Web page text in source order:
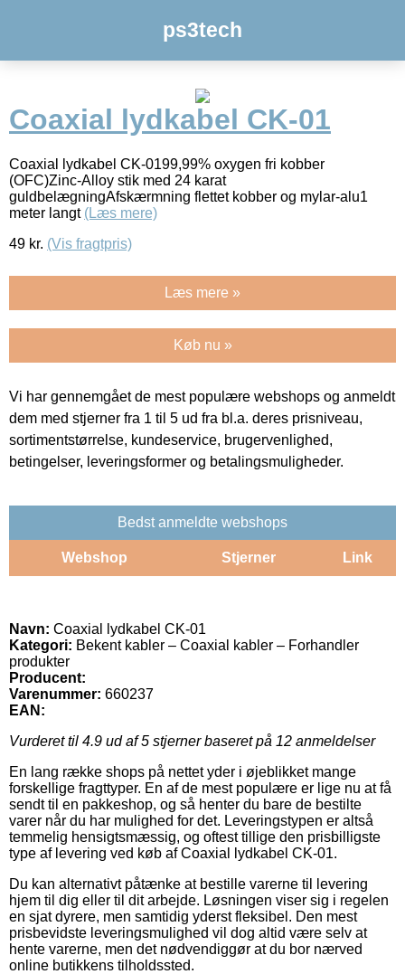
ps3tech
Coaxial lydkabel CK-01
Coaxial lydkabel CK-0199,99% oxygen fri kobber
(OFC)Zinc-Alloy stik med 24 karat
guldbelægningAfskærmning flettet kobber og mylar-alu1
meter langt (Læs mere)
49 kr. (Vis fragtpris)
Læs mere »
Køb nu »
Vi har gennemgået de mest populære webshops og anmeldt
dem med stjerner fra 1 til 5 ud fra bl.a. deres prisniveau,
sortimentstørrelse, kundeservice, brugervenlighed,
betingelser, leveringsformer og betalingsmuligheder.
Bedst anmeldte webshops
Webshop Stjerner Link
Navn: Coaxial lydkabel CK-01
Kategori: Bekent kabler – Coaxial kabler – Forhandler
produkter
Producent:
Varenummer: 660237
EAN:
Vurderet til 4.9 ud af 5 stjerner baseret på 12 anmeldelser
En lang række shops på nettet yder i øjeblikket mange
forskellige fragttyper. En af de mest populære er lige nu at få
sendt til en pakkeshop, og så henter du bare de bestilte
varer når du har mulighed for det. Leveringstypen er altså
temmelig hensigtsmæssig, og oftest tillige den prisbilligste
type af levering ved køb af Coaxial lydkabel CK-01.
Du kan alternativt påtænke at bestille varerne til levering
hjem til dig eller til dit arbejde. Løsningen viser sig i regelen
en sjat dyrere, men samtidig yderst fleksibel. Den mest
prisbevidste leveringsmulighed vil dog altid være selv at
hente varerne, men det nødvendiggør at du bor nærved
online butikkens tilholdssted.